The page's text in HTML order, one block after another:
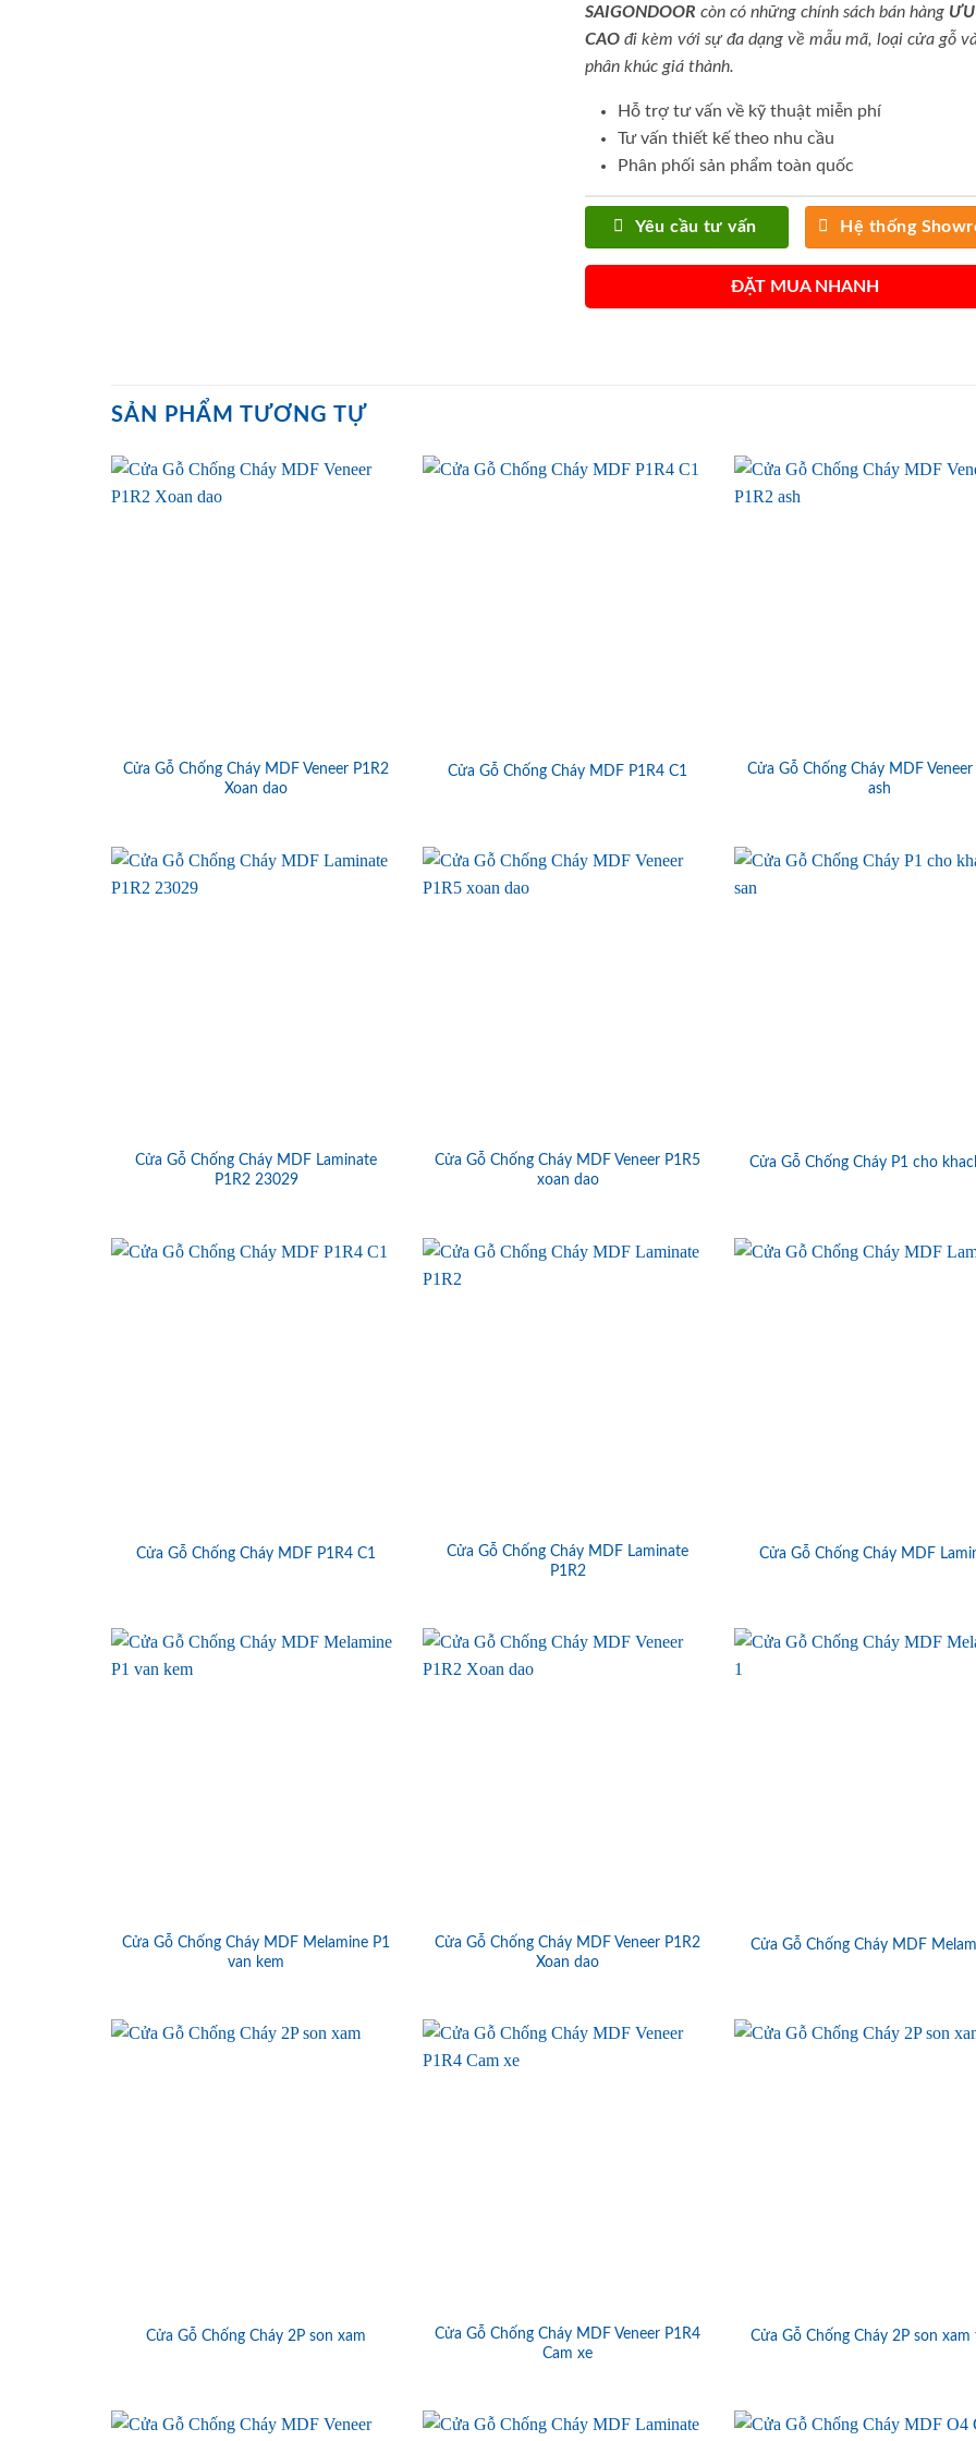
SAIGONDOOR còn có những chính sách bán hàng
CAO đi kèm với sự đa dạng về mẫu mã, loại cửa gỗ
phân khúc giá thành.
Hỗ trợ tư vấn về kỹ thuật miễn phí
Tư vấn thiết kế theo nhu cầu
Phân phối sản phẩm toàn quốc
Yêu cầu tư vấn Hệ thống
ĐẶT MUA NHANH
SẢN PHẨM TƯƠNG TỰ
Cửa Gỗ Chống Cháy MDF Veneer P1R2
Xoan dao
Cửa Gỗ Chống Cháy MDF P1R4 C1
Cửa Gỗ Chống Cháy MDF Veneer
ash
Cửa Gỗ Chống Cháy MDF Laminate
P1R2 23029
Cửa Gỗ Chống Cháy MDF Veneer P1R5
xoan dao
Cửa Gỗ Chống Cháy P1 cho
Cửa Gỗ Chống Cháy MDF P1R4 C1
Cửa Gỗ Chống Cháy MDF Laminate
P1R2
Cửa Gỗ Chống Cháy MDF
Cửa Gỗ Chống Cháy MDF Melamine P1
van kem
Cửa Gỗ Chống Cháy MDF Veneer P1R2
Xoan dao
Cửa Gỗ Chống Cháy MDF
Cửa Gỗ Chống Cháy 2P son xam
Cửa Gỗ Chống Cháy MDF Veneer P1R4
Cam xe
Cửa Gỗ Chống Cháy 2P son xam